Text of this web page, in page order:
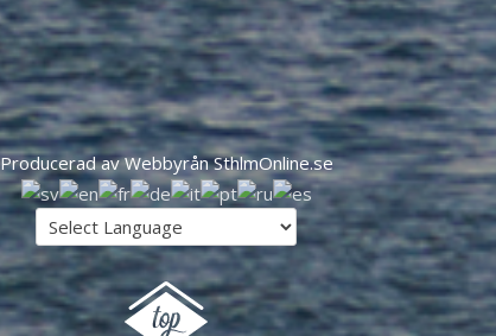
Producerad av Webbyrån SthlmOnline.se